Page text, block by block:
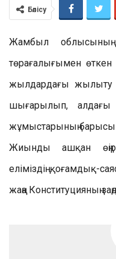
Бөлісу
Жамбыл облысының
төрағалығымен өткен
жылдардағы жылыту
шығарылып, алдағы
жұмыстарының
Жиынды ашқан
еліміздің қоғамдық-
жаңа Конституцияның